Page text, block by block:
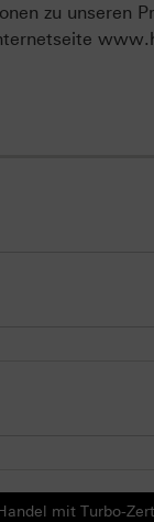
zu unseren
mit Turbo-